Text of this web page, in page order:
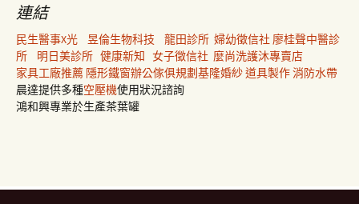
連結
民生醫事X光 昱倫生物科技 龍田診所 婦幼徵信社 廖桂聲中醫診
所
明日美診所 健康新知 女子徵信社 麼尚洗護沐專賣店
家具工廠推薦 隱形鐵窗辦公傢俱規劃基隆婚紗道具製作消防水帶
晨達提供多種空壓機使用狀況諮詢
鴻和興專業於生產茶葉罐